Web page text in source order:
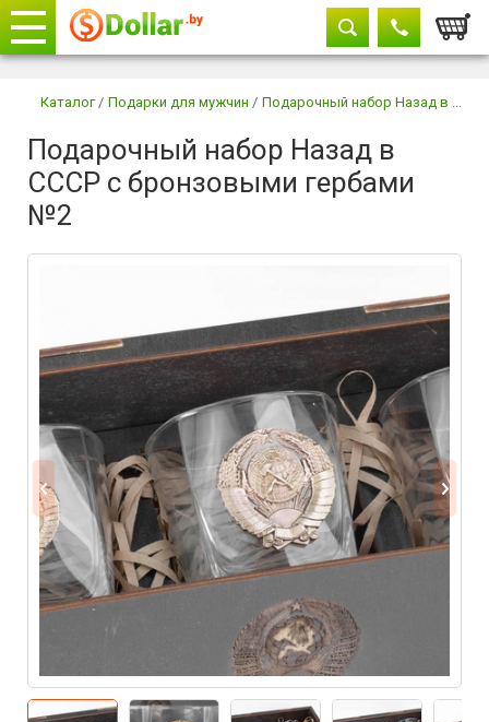
+375 29604-11-33
+375 29882-11-33
+375 17
Каталог / Подарки для мужчин / Подарочный набор Назад в ...
Подарочный набор Назад в
СССР с бронзовыми гербами
№2